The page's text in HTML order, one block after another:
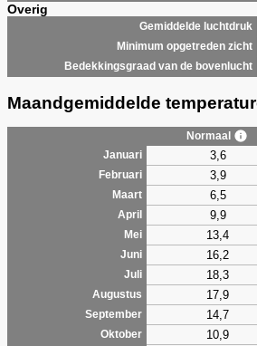
Overig
Gemiddelde luchtdruk
Minimum opgetreden zicht
Bedekkingsgraad van de bovenlucht
Maandgemiddelde
Normaal
Januari
3,6
Februari 3,9
Maart 6,5
April 9,9
Mei 13,4
Juni
16,2
Juli
18,3
Augustus
17,9
September
14,7
Oktober
10,9